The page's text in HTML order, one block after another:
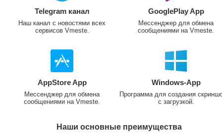
Telegram канал
Наш канал с новостями всех
сервисов Vmeste.
GooglePlay App
Мессенджер для обмена
сообщениями на Vmeste.
AppStore App
Мессенджер для обмена
сообщениями на Vmeste.
Windows-App
Программа для создания
с загрузкой.
Наши основные преимущества